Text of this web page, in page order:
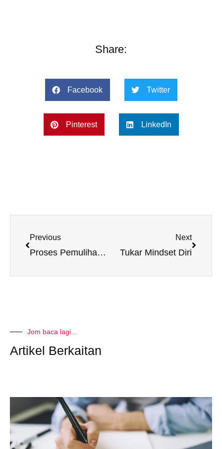
Share:
Facebook Twitter
Pinterest LinkedIn
Previous
Proses Pemulihan Diri
Next
Tukar Mindset Diri
Jom baca lagi...
Artikel Berkaitan